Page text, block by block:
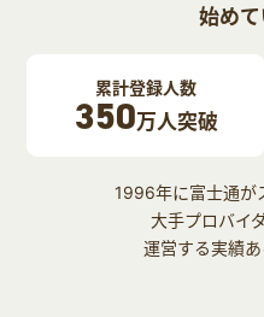
始めて
累計登録人数
350万人突破
1996年に富士通が
大手プロバイ
運営する実績あ